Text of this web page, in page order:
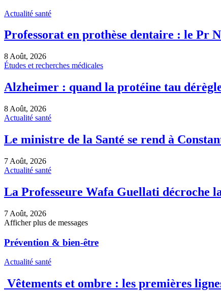
Actualité santé
Professorat en prothèse dentaire : le Pr
8 Août, 2026
Études et recherches médicales
Alzheimer : quand la protéine tau
8 Août, 2026
Actualité santé
Le ministre de la Santé se rend à
7 Août, 2026
Actualité santé
La Professeure Wafa Guellati décroche
7 Août, 2026
Afficher plus de messages
Prévention & bien-être
Actualité santé
Vêtements et ombre : les premières